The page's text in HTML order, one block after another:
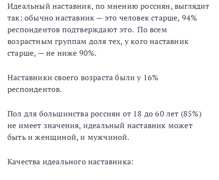
Идеальный наставник, по мнению россиян, выглядит
так: обычно наставник — это человек старше, 94%
респондентов подтверждают это. По всем
возрастным группам доля тех, у кого наставник
старше, — не ниже 90%.
Наставники своего возраста были у 16%
респондентов.
Пол для большинства россиян от 18 до 60 лет (85%)
не имеет значения, идеальный наставник может
быть и женщиной, и мужчиной.
Качества идеального наставника: